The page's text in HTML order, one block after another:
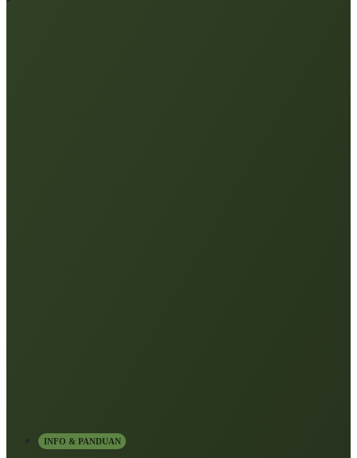
INFO & PANDUAN